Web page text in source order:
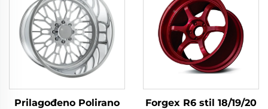
Prilagođeno Polirano
Forgex R6 stil 18/19/20